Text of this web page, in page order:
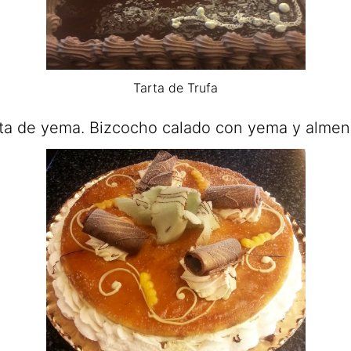
Tarta de Trufa
de yema. Bizcocho calado con yema y